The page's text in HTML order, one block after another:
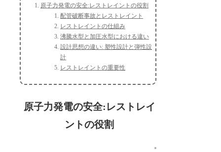
原子力発電の安全:レストレイントの役割
配管破断事故とレストレイント
レストレイントの仕組み
沸騰水型と加圧水型における違い
設計思想の違い: 塑性設計と弾性設
計
レストレイントの重要性
原子力発電の安全:レストレイ
ントの役割